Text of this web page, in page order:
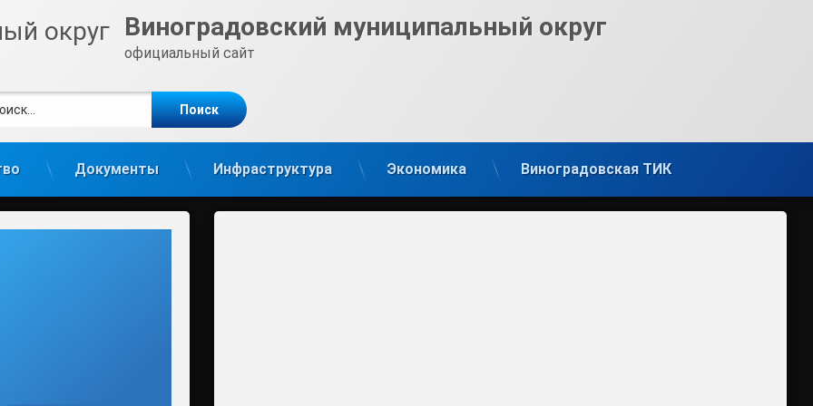
Виноградовский муниципальный округ
официальный сайт
Документы Инфраструктура Экономика Виноградовская ТИК